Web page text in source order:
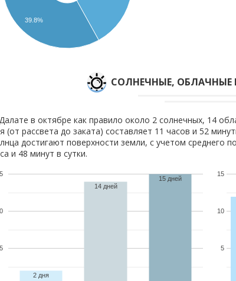
39.8%
CОЛНЕЧНЫЕ,
в октябре как правило около 2 солнечных, 14
(от рассвета до заката) составляет 11 часов и 52
достигают поверхности земли, с учетом среднего
и 48 минут в сутки.
5
2 дня
14 дней
15 дней
5
10
15